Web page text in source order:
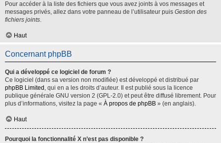
Pour accéder à la liste des fichiers que vous avez joints à vos messages et
messages privés, allez dans votre panneau de l’utilisateur puis Gestion des
fichiers joints.
Haut
Concernant phpBB
Qui a développé ce logiciel de forum ?
Ce logiciel (dans sa version non modifiée) est développé et distribué par
phpBB Limited , qui en a les droits d’auteur. Il est publié sous la licence
publique générale GNU version 2 (GPL-2.0) et peut être diffusé librement. Pour
plus d’informations, visitez la page « À propos de phpBB » (en anglais).
Haut
Pourquoi la fonctionnalité X n’est pas disponible ?